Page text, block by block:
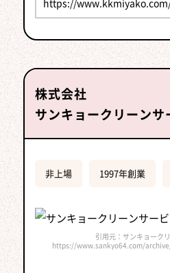
株式会社
サンキョークリーンサ
非上場 1997年創業
引用元：サンキョーク
https://www.sankyo64.com/